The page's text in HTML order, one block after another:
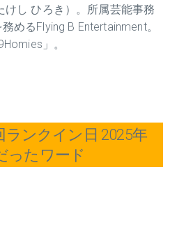
けし ひろき）。所属芸能事務
めるFlying B Entertainment。
」。
ンクイン日 2025年
ったワード